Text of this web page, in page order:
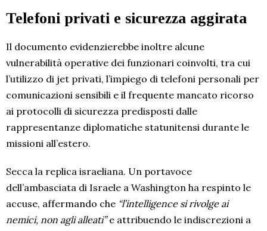
Telefoni privati e sicurezza aggirata
Il documento evidenzierebbe inoltre alcune
vulnerabilità operative dei funzionari coinvolti, tra cui
l’utilizzo di jet privati, l’impiego di telefoni personali per
comunicazioni sensibili e il frequente mancato ricorso
ai protocolli di sicurezza predisposti dalle
rappresentanze diplomatiche statunitensi durante le
missioni all’estero.
Secca la replica israeliana. Un portavoce
dell’ambasciata di Israele a Washington ha respinto le
accuse, affermando che “l’intelligence si rivolge ai
nemici, non agli alleati”e attribuendo le indiscrezioni a